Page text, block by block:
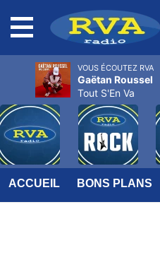
ACCUEIL BONS PLANS
VOUS ÉCOUTEZ RVA
Gaëtan Roussel
Tout S'En Va